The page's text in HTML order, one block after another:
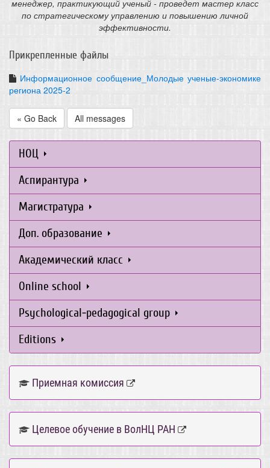
менеджер, практикующий ученый - проведет мастер класс
по стратегическому управлению и повышению личной
эффективности.
Прикрепленные файлы
Информационное сообщение_Молодые ученые-экономике
региона 2025-2
« Go Back All messages
НОЦ
Аспирантура
Магистратура
Доп. образование
Академический класс
Online school
Psychological-pedagogical group
Editions
Приемная комиссия
Целевое обучение в ВолНЦ РАН